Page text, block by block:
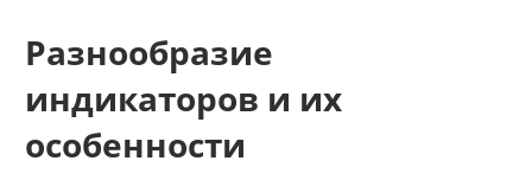
Разнообразие
индикаторов и их
особенности